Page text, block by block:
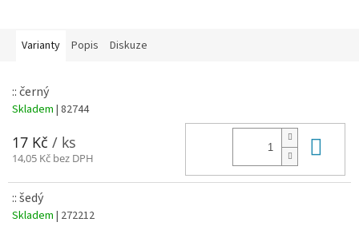
Varianty Popis Diskuze
:: černý
Skladem | 82744
17 Kč / ks
14,05 Kč bez DPH
:: šedý
Skladem | 272212